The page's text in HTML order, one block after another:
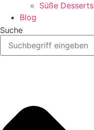
Süße Desserts
Blog
Suche